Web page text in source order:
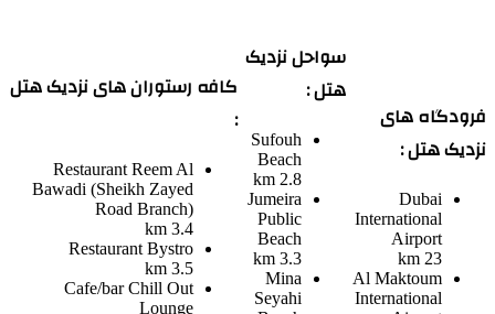
فرودگاه های
نزدیک هتل :
Dubai
International
Airport
23 km
Al Maktoum
International
سواحل نزدیک
هتل :
Sufouh
Beach
2.8 km
Jumeira
Public
Beach
3.3 km
Mina
Seyahi
کافه رستوران های نزدیک هتل
:
Restaurant Reem Al
Bawadi (Sheikh Zayed
Road Branch)
3.4 km
Restaurant Bystro
3.5 km
Cafe/barChill Out
Lounge